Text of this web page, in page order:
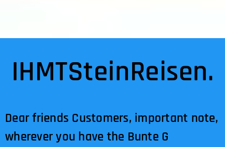
IHMTSteinReisen.
Dear friends Customers, important note,
wherever you have the Bunte G